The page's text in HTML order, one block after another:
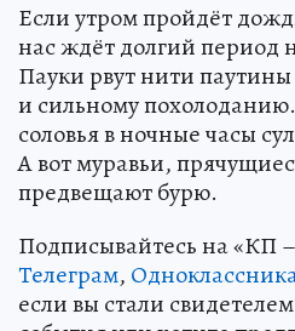
Если утром пройдёт
нас ждёт долгий период
Пауки рвут нити
и сильному
соловья в ночные часы
А вот муравьи,
предвещают бурю.
Подписывайтесь на «КП
Телеграм,
если вы стали